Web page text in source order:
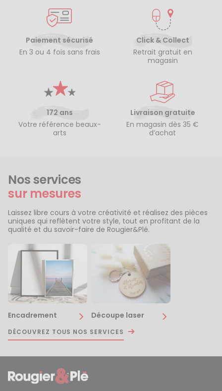
Paiement sécurisé
En 3 ou 4 fois sans frais
Click & Collect
Retrait gratuit en
magasin
172 ans
Votre référence beaux-
arts
Livraison gratuite
En magasin dès 35 €
d’achat
Nos services
sur mesures
Laissez libre cours à votre créativité et réalisez des pièces
uniques qui reflètent votre style, tout en profitant de la
qualité et du savoir-faire de Rougier&Plé.
Encadrement Découpe laser
DÉCOUVREZ TOUS NOS SERVICES